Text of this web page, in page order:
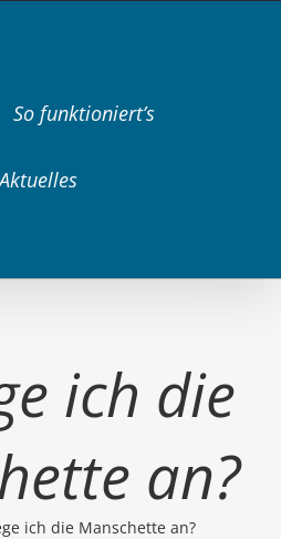
So funktioniert’s
Aktuelles
ich die
an?
ich die Manschette an?